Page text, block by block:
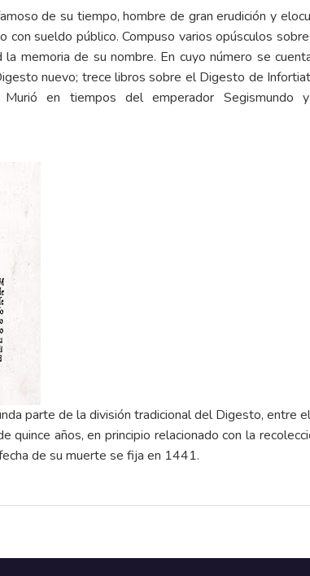
de su tiempo, hombre de gran erudición y
con sueldo público. Compuso varios opúsculos
memoria de su nombre. En cuyo número se
nuevo; trece libros sobre el Digesto de
Murió en tiempos del emperador
parte de la división tradicional del Digesto, entre
quince años, en principio relacionado con la
de su muerte se fija en 1441.